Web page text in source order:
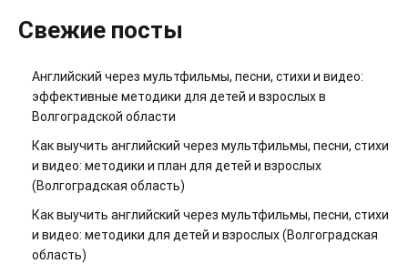
Свежие посты
Английский через мультфильмы, песни, стихи и видео:
эффективные методики для детей и взрослых в
Волгоградской области
Как выучить английский через мультфильмы, песни, стихи
и видео: методики и план для детей и взрослых
(Волгоградская область)
Как выучить английский через мультфильмы, песни, стихи
и видео: методики для детей и взрослых (Волгоградская
область)